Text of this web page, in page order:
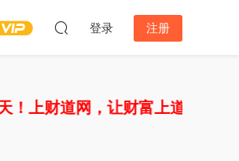
登录 注册
财道网，让财富上道！如需开